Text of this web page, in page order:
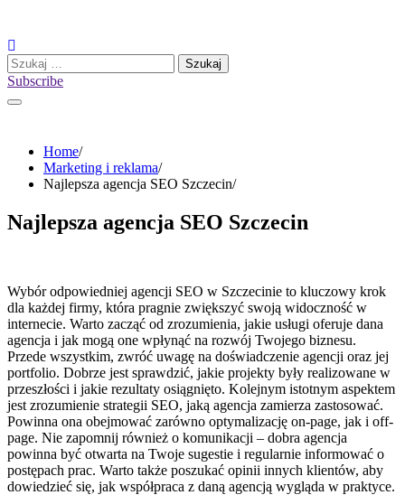
content
Szukaj:
Subscribe
Home
Marketing i reklama
Najlepsza agencja SEO Szczecin
Najlepsza agencja SEO Szczecin
Wybór odpowiedniej agencji SEO w Szczecinie to kluczowy krok
dla każdej firmy, która pragnie zwiększyć swoją widoczność w
internecie. Warto zacząć od zrozumienia, jakie usługi oferuje dana
agencja i jak mogą one wpłynąć na rozwój Twojego biznesu.
Przede wszystkim, zwróć uwagę na doświadczenie agencji oraz jej
portfolio. Dobrze jest sprawdzić, jakie projekty były realizowane w
przeszłości i jakie rezultaty osiągnięto. Kolejnym istotnym aspektem
jest zrozumienie strategii SEO, jaką agencja zamierza zastosować.
Powinna ona obejmować zarówno optymalizację on-page, jak i off-
page. Nie zapomnij również o komunikacji – dobra agencja
powinna być otwarta na Twoje sugestie i regularnie informować o
postępach prac. Warto także poszukać opinii innych klientów, aby
dowiedzieć się, jak współpraca z daną agencją wygląda w praktyce.